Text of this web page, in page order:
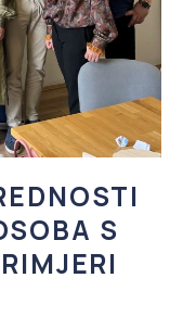
S